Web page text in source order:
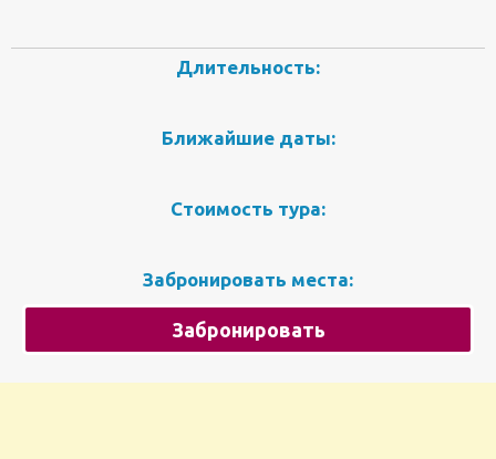
Длительность:
Ближайшие даты:
Стоимость тура:
Забронировать места:
Забронировать